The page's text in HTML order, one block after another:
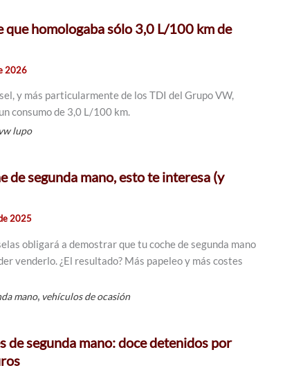
que homologaba sólo 3,0 L/100 km de
2026
y más particularmente de los TDI del Grupo VW,
consumo de 3,0 L/100 km.
vw lupo
de segunda mano, esto te interesa (y
2025
obligará a demostrar que tu coche de segunda mano
venderlo. ¿El resultado? Más papeleo y más costes
mano, vehículos de ocasión
de segunda mano: doce detenidos por